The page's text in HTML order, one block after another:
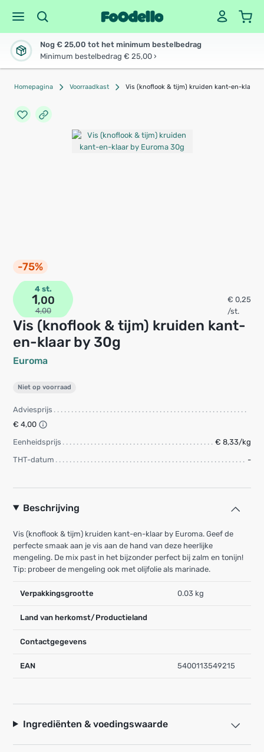
Nog € 25,00 tot het minimum bestelbedrag
Minimum bestelbedrag € 25,00 ›
Homepagina Voorraadkast Vis (knoflook & tijm) kruiden kant-en-klaar
-75%
Vis (knoflook & tijm) kruiden kant-
en-klaar by 30g
Euroma
4 st.
1,00
4,00
€ 0,25
/st.
Niet op voorraad
Adviesprijs
€ 4,00
Eenheidsprijs
€ 8,33/kg
THT-datum
-
Beschrijving
Vis (knoflook & tijm) kruiden kant-en-klaar by Euroma. Geef de
perfecte smaak aan je vis aan de hand van deze heerlijke
mengeling. De mix past in het bijzonder perfect bij zalm en tonijn!
Tip: probeer de mengeling ook met olijfolie als marinade.
Verpakkingsgrootte 0.03 kg
Land van herkomst/Productieland
Contactgegevens
EAN 5400113549215
Ingrediënten & voedingswaarde